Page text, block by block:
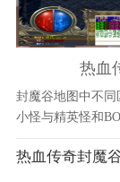
热血
封魔谷地图中不
小怪与精英怪和
热血传奇封魔